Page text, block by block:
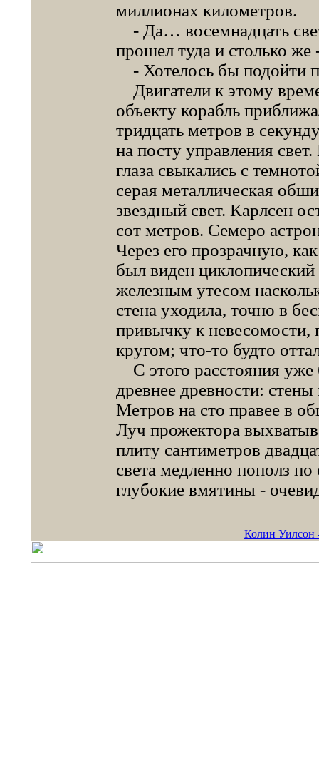
миллионах километров.
- Да… восемнадцать
прошел туда и столько же
- Хотелось бы подойти
Двигатели к этому
объекту корабль
тридцать метров в
на посту управления
глаза свыкались с
серая металлическая
звездный свет. Карлсен
сот метров. Семеро
Через его прозрачную,
был виден
железным утесом
стена уходила, точно в
привычку к невесомости,
кругом; что-то будто
С этого расстояния уже
древнее древности:
Метров на сто правее в
Луч прожектора
плиту сантиметров
света медленно пополз
глубокие вмятины -
Колин Уилсон